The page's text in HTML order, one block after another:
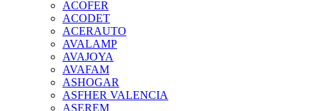
ACOFER
ACODET
ACERAUTO
AVALAMP
AVAJOYA
AVAFAM
ASHOGAR
ASFHER VALENCIA
ASEREM